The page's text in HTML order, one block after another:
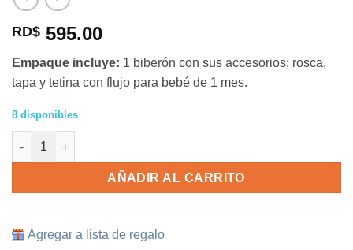
RD$ 595.00
Empaque incluye: 1 biberón con sus accesorios; rosca,
tapa y tetina con flujo para bebé de 1 mes.
8 disponibles
Biberón Philips AVENT 9 onzas anticólico con decoración
AÑADIR AL CARRITO
Agregar a lista de regalo